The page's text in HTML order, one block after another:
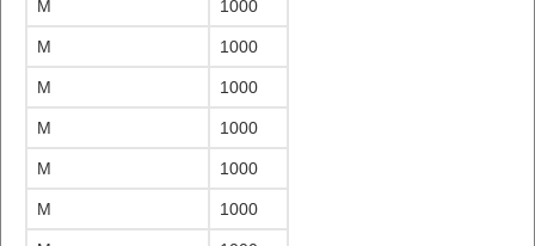
M 1000
M 1000
M 1000
M 1000
M 1000
M 1000